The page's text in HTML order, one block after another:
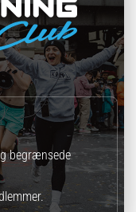
begrænsede